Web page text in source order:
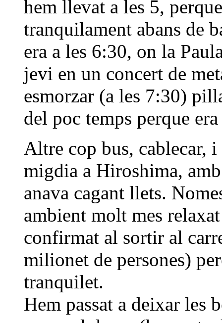
hem llevat a les 5,
tranquilament abans de
era a les 6:30, on la
jevi en un concert de
esmorzar (a les 7:30)
del poc temps perque
Altre cop bus, cablecar,
migdia a Hiroshima,
anava cagant llets.
ambient molt mes
confirmat al sortir al
milionet de persones)
tranquilet.
Hem passat a deixar les